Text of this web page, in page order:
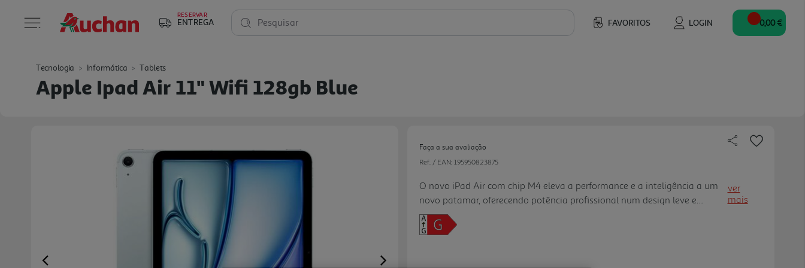
RESERVAR
ENTREGA FAVORITOS LOGIN
Pesquisar 0,00 €
Tecnologia Informática Tablets
Apple Ipad Air 11" Wifi 128gb Blue
Faça a sua avaliação
Ref. / EAN: 195950823875
O novo iPad Air com chip M4 eleva a performance e a inteligência a um
novo patamar, oferecendo potência profissional num design leve e
elegante. Equipado com o avançado processador M4, garante multitarefa
ultrarrápida, gráficos fluidos e capacidade reforç ada para aplicações
ver
mais